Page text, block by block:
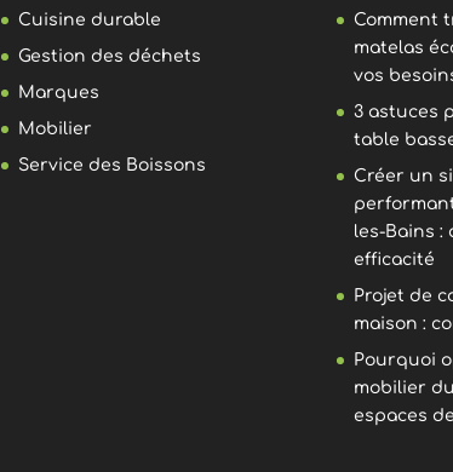
Cuisine durable
Gestion des déchets
Marques
Mobilier
Service des Boissons
Comment
matelas
vos
3 astuces
table
Créer un
les-Bains :
efficacité
Projet de
maison :
Pourquoi
mobilier
espaces